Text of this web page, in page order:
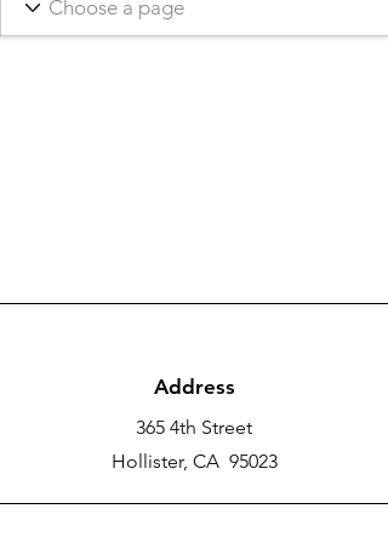
Address
365 4th Street
Hollister, CA 95023